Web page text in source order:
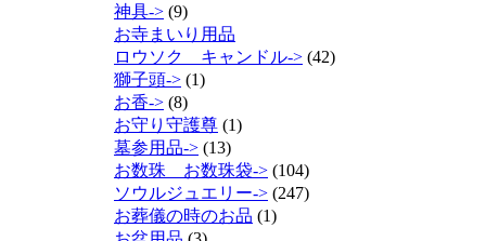
神具-> (9)
お寺まいり用品
ロウソク キャンドル-> (42)
獅子頭-> (1)
お香-> (8)
お守り守護尊 (1)
墓参用品-> (13)
お数珠 お数珠袋-> (104)
ソウルジュエリー-> (247)
お葬儀の時のお品 (1)